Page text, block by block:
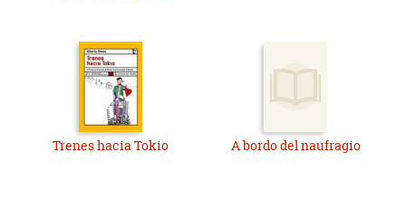
Trenes hacia Tokio A bordo del naufragio